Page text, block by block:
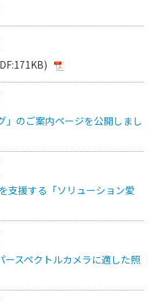
」のご案内ページを公開しまし
支援する「ソリューション愛
ースペクトルカメラに適した照